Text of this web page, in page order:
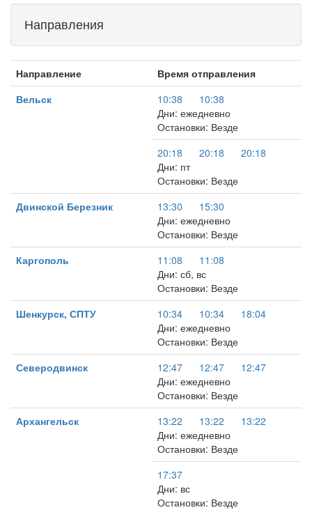
Направления
Направление
Время отправления
Вельск
10:38
10:38
Дни: ежедневно
Остановки: Везде
20:18
20:18
20:18
Дни: пт
Остановки: Везде
Двинской Березник
13:30
15:30
Дни: ежедневно
Остановки: Везде
Каргополь
11:08
11:08
Дни: сб, вс
Остановки: Везде
Шенкурск, СПТУ
10:34 10:34
18:04
Дни: ежедневно
Остановки: Везде
Северодвинск
12:47 12:47
12:47
Дни: ежедневно
Остановки: Везде
Архангельск
13:22 13:22
13:22
Дни: ежедневно
Остановки: Везде
17:37
Дни: вс
Остановки: Везде